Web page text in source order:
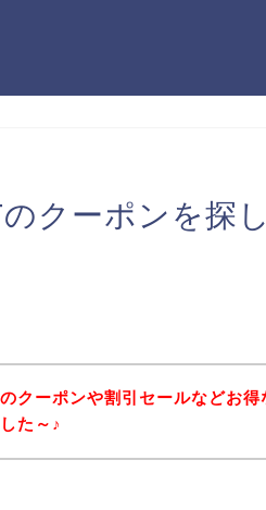
クーポンを探
クーポンや割引セールなどお得
た～♪